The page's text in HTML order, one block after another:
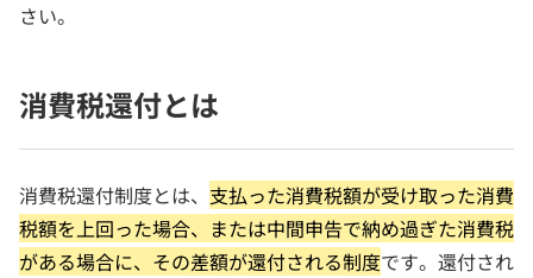
さい。
消費税還付とは
消費税還付制度とは、 支払った消費税額が受け取った消費
税額を上回った場合、または中間申告で納め過ぎた消費税
がある場合に、その差額が還付される制度です。還付され